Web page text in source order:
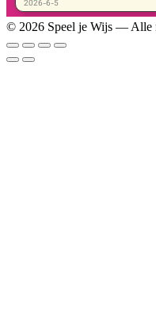
© 2026 Speel je Wijs — Alle